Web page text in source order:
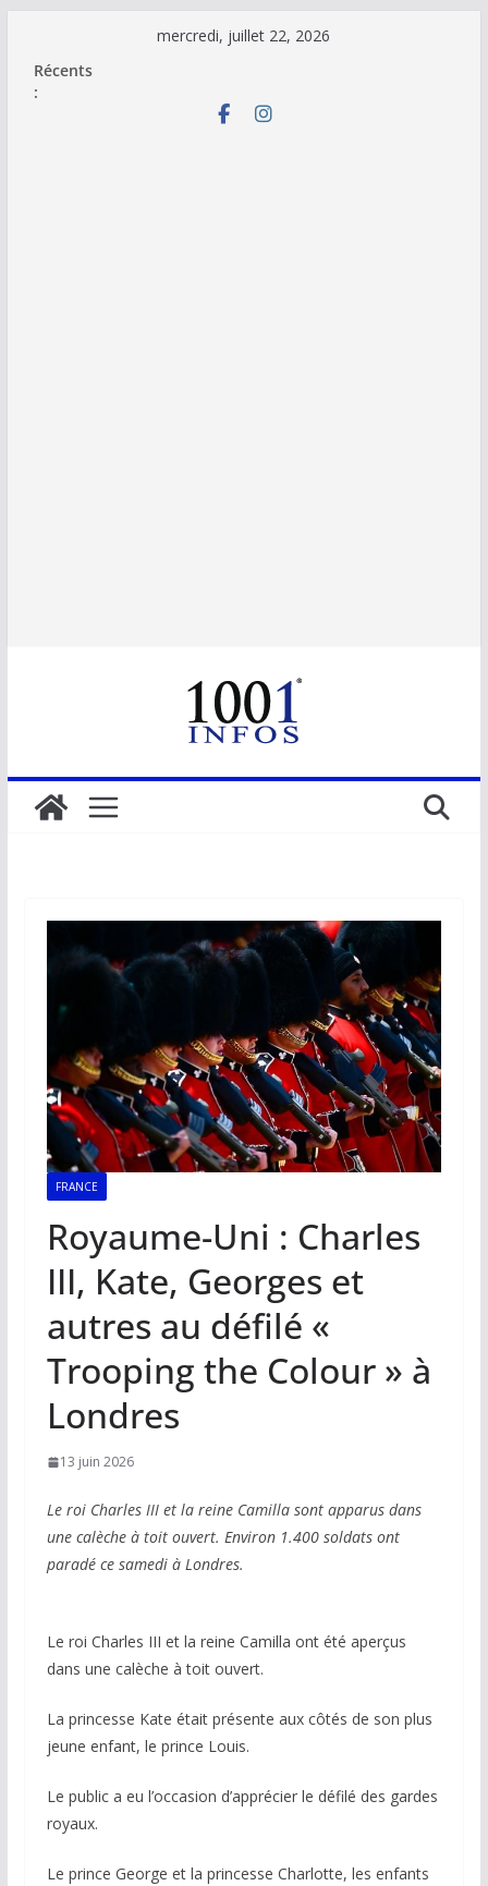
contenu
mercredi, juillet 22, 2026
Récents
:
FRANCE
Royaume-Uni : Charles
III, Kate, Georges et
autres au défilé «
Trooping the Colour » à
Londres
13 juin 2026
Le roi Charles III et la reine Camilla sont apparus dans
une calèche à toit ouvert. Environ 1.400 soldats ont
paradé ce samedi à Londres.
Le roi Charles III et la reine Camilla ont été aperçus
dans une calèche à toit ouvert.
La princesse Kate était présente aux côtés de son plus
jeune enfant, le prince Louis.
Le public a eu l’occasion d’apprécier le défilé des gardes
royaux.
Le prince George et la princesse Charlotte, les enfants